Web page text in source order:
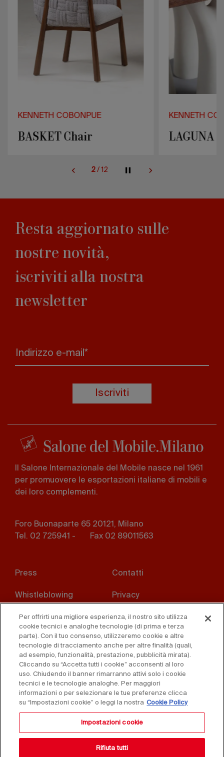
KENNETH COBONPUE
BASKET Chair
KENNETH
LAGUNA
2 / 12
Resta aggiornato sulle
nostre novità,
iscriviti alla nostra
newsletter
Indirizzo e-mail*
Iscriviti
Il Salone Internazionale del Mobile nasce nel 1961
per promuovere le esportazioni italiane di mobili e
dei loro complementi.
Foro Buonaparte 65 20121, Milano
Tel. 02 725941 -
Fax 02 89011563
menu
Press Contatti
Whistleblowing Privacy
Disclaimer D. Lgs. 231/01
Cookies Condizioni di vendita
Dichiarazione di
accessibilità
Per offrirti una migliore esperienza, il nostro sito utilizza
cookie tecnici e analoghe tecnologie (di prima e terza
parte). Con il tuo consenso, utilizzeremo cookie e altre
tecnologie di tracciamento anche per altre finalità (quali,
ad esempio, funzionalità, prestazione, pubblicità mirata).
Cliccando su “Accetta tutti i cookie” acconsenti al loro
uso. Chiudendo il banner rimarranno attivi solo i cookie
tecnici e le tecnologie analoghe. Per maggiori
informazioni o per selezionare le tue preferenze clicca
su “Impostazioni cookie” o leggi la nostra Cookie Policy
Impostazioni cookie
Rifiuta tutti